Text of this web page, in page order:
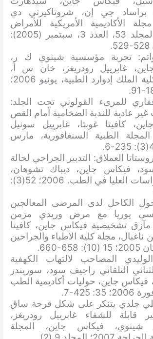
براساد جي إن، شروتاكيرتي دي
الأكاديمية الأمريكية للأمراض
الجلدية، المجلد 53، العدد 3، سبتمبر (2005):
تجربة مؤسسية شينوي ك ر،
غابرييل رودريغز، خان س أ،
حوليات كلية الملك إدوارد الطبية، يونيو 2006؛
للمريء القولوني تحت الجلد:
عادية للندبة الضخامية أمام القص
كافيتا غوبتا، غابرييل سونيل
المجلة الطبية السنغافورية، مارس
العملاق: التدبير الجراحي لحالة
فيكاس جاين، ديباك تشوهان،
مجلة الدراسات العليا في الطب. 2006؛ 52(3):
الكاحل لدى المرضى المعالجين
يوريا مع مرض وريدي مزمن
تشخيصية فيكاس جاين، كافيتا
ناغبال، مجلة كلية الأطباء والجراحين
660.
المصاحب لالتهاب الكهفية
التلقائي راجيف سود، سوريندر
فيكاس جاين، حوليات أكاديمية الطب
425-7.
جلدي يتنكر على شكل قرحة ساق
قابلة للشفاء غابرييل رودريغز،
شينوي، فيكاس جاين، المجلة